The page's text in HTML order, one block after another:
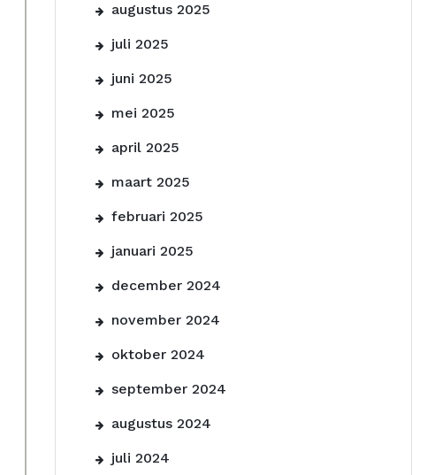
augustus 2025
juli 2025
juni 2025
mei 2025
april 2025
maart 2025
februari 2025
januari 2025
december 2024
november 2024
oktober 2024
september 2024
augustus 2024
juli 2024